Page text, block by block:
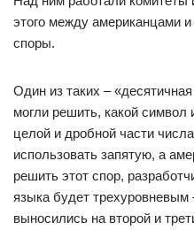
этого между американцами
споры.
Один из таких –
могли решить, какой символ
целой и дробной части
использовать запятую, а
решить этот спор,
языка будет
выносились на второй и